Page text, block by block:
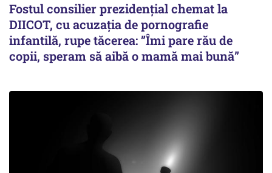
Fostul consilier prezidențial chemat la
DIICOT, cu acuzația de pornografie
infantilă, rupe tăcerea: ”Îmi pare rău de
copii, speram să aibă o mamă mai bună”